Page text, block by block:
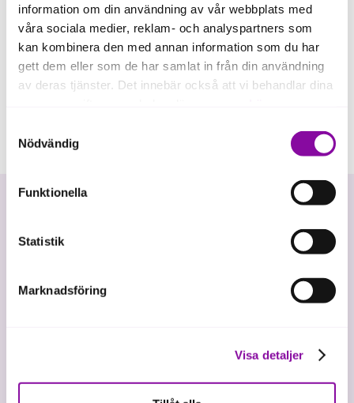
information om din användning av vår webbplats med
våra sociala medier, reklam- och analyspartners som
kan kombinera den med annan information som du har
gett dem eller som de har samlat in från din användning
av deras tjänster. Det innebär också att vi behandlar dina
Om du klickar på avvisa kommer användning av kakor
eller delning av information enligt ovan, inte att ske,
förutom för kakor som är nödvändiga för att hemsidan
ska fungera se mer under inställningar.
Nödvändig
Funktionella
Statistik
Marknadsföring
Visa detaljer
Våra tjänster